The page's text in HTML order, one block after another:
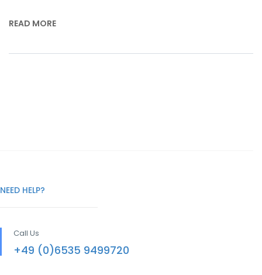
READ MORE
NEED HELP?
Call Us
+49 (0)6535 9499720